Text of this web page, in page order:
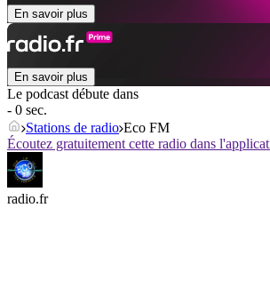
En savoir plus
En savoir plus
Le podcast débute dans
- 0 sec.
Stations de radio Eco FM
Écoutez gratuitement cette radio dans
radio.fr